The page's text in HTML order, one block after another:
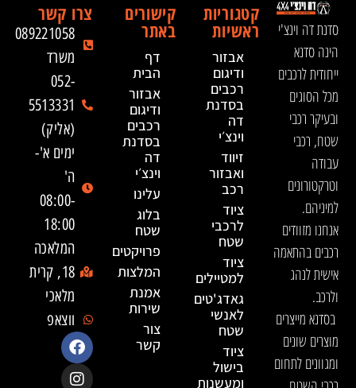
סדנת דה וינצ'י
הינה סדנא
ייחודית לרכבים
מכל הסוגים
ובעיקר רכבי
שטח, רכבי
עבודה
וטרקטורונים
למיניהם.
אנחנו מזוודים
רכבים בהתאמה
אישית לנהג
ולרכב.
בסדנא מייצרים
מוצרים שונים
ומגוונים לתחום
קטגוריות
ראשיות
אבזור
ודיגום
רכבים
בסדנת
דה
וינצ׳י
זיווד
ואבזור
רכב
ציוד
לרכבי
שטח
ציוד
למטיילים
גאדג'טים
לאנשי
שטח
ציוד
בישול
ומעשנות
קישורים
באתר
דף
הבית
אבזור
ודיגום
רכבים
בסדנת
דה
וינצ׳י
עלינו
בלוג
שטח
פרויקטים
המלצות
אמנת
שירות
צור
קשר
צרו קשר
089221058
משרד
052-
5513331
(אליק)
ימים א'-
ה'
08:00-
18:00
המלאכה
18, קרית
מלאכי
ווצאפ